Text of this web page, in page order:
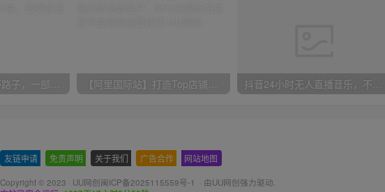
小红书最新拉新野路子，一部手机即可操作，一单15块，做得好日入2000+ 【阿里国际站】打造Top店铺&获得优质询盘客户，​95%的国际站讲师不会说的运营技巧 抖音24小时无人直播音乐，不违规，不封号纯撸音浪，小白实操当天日入1000+
友链申请 免责声明 关于我们 广告合作 网站地图
Copyright © 2023 · UU网创闽ICP备2025115559号-1 · 由UU网创强力驱动.